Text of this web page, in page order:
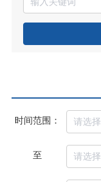
时间范围：
至